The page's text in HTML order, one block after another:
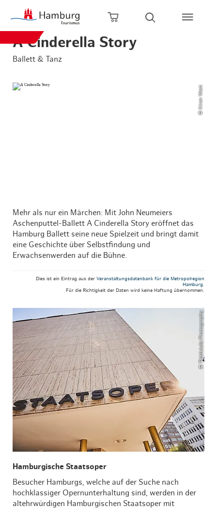
Zum Hauptinhalt springen
Zur Hauptnavigation springen
Zur Volltextsuche springen
Zum Footer springen
Warenkorb öffnen
Suche öffnen
A Cinderella Story
Ballett & Tanz
© Kiran West
Mehr als nur ein Märchen: Mit John Neumeiers
Aschenputtel-Ballett A Cinderella Story eröffnet das
Hamburg Ballett seine neue Spielzeit und bringt damit
eine Geschichte über Selbstfindung und
Erwachsenwerden auf die Bühne.
Dies ist ein Eintrag aus der Veranstaltungsdatenbank für die Metropolregion
Hamburg.
Für die Richtigkeit der Daten wird keine Haftung übernommen.
© ThisIsJulia Photography
Hamburgische Staatsoper
Besucher Hamburgs, welche auf der Suche nach
hochklassiger Opernunterhaltung sind, werden in der
altehrwürdigen Hamburgischen Staatsoper mit